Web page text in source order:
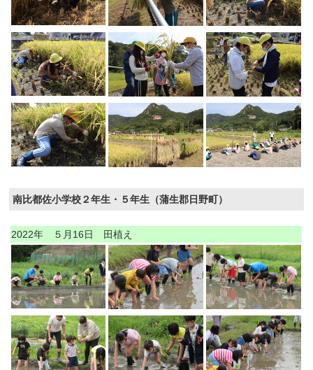
南比都佐小学校２年生・５年生（蒲生郡日野町）
2022年 ５月16日 田植え